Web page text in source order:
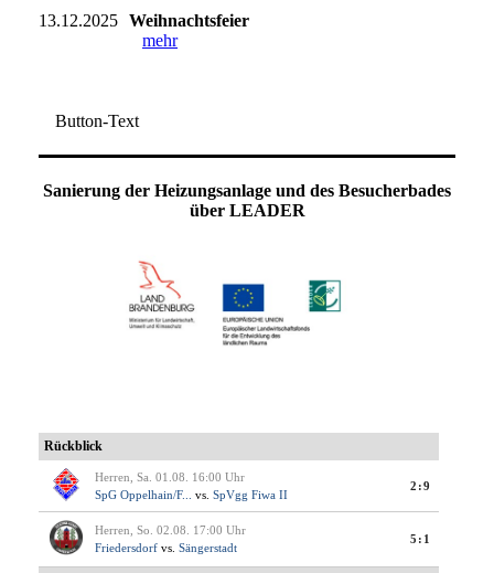
13.12.2025 Weihnachtsfeier
mehr
Button-Text
Sanierung der Heizungsanlage und des Besucherbades
über LEADER